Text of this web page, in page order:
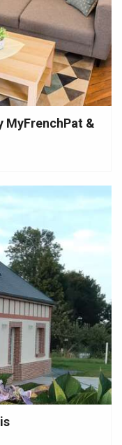
MyFrenchPat &